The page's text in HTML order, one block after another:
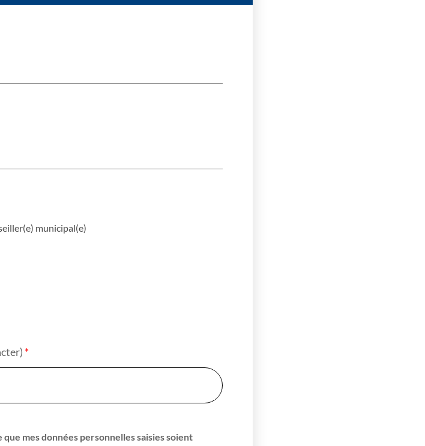
municipal(e)
*
mes données personnelles saisies soient